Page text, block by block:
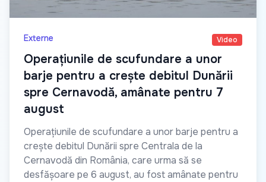
Externe Video
Operațiunile de scufundare a unor
barje pentru a crește debitul Dunării
spre Cernavodă, amânate pentru 7
august
Operațiunile de scufundare a unor barje pentru a
crește debitul Dunării spre Centrala de la
Cernavodă din România, care urma să se
desfășoare pe 6 august, au fost amânate pentru